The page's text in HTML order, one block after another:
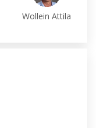
Wollein Attila